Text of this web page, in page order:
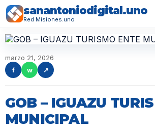
sanantoniodigital.uno
Red Misiones.uno
marzo 21, 2026
f
w ↗
GOB – IGUAZU
MUNICIPAL